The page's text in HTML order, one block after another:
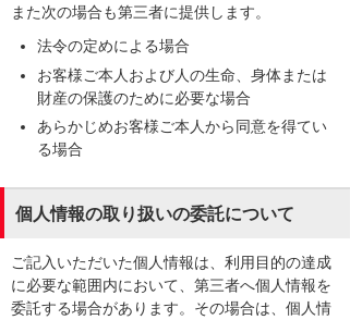
また次の場合も第三者に提供します。
法令の定めによる場合
お客様ご本人および人の生命、身体または
財産の保護のために必要な場合
あらかじめお客様ご本人から同意を得てい
る場合
個人情報の取り扱いの委託について
ご記入いただいた個人情報は、利用目的の達成
に必要な範囲内において、第三者へ個人情報を
委託する場合があります。その場合は、個人情